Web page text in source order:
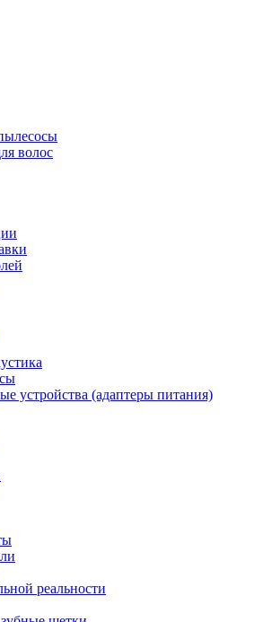
волос
устройства (адаптеры питания)
реальности